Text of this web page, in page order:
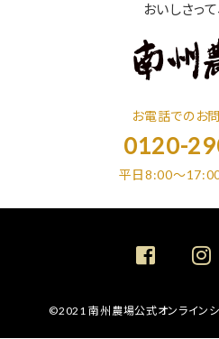
おいしさって
お電話でのお
0120-
平日8:00～17:00
©2021 南州農場公式オンライン